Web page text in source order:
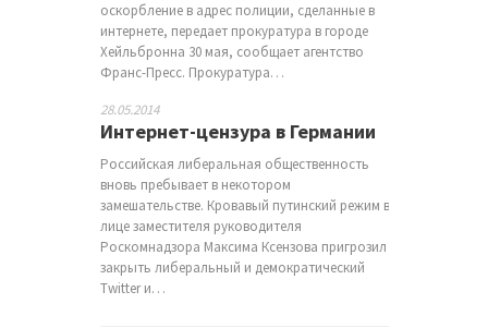
оскорбление в адрес полиции, сделанные в
интернете, передает прокуратура в городе
Хейльбронна 30 мая, сообщает агентство
Франс-Пресс. Прокуратура…
28.05.2014
Интернет-цензура в Германии
Российская либеральная общественность
вновь пребывает в некотором
замешательстве. Кровавый путинский режим в
лице заместителя руководителя
Роскомнадзора Максима Ксензова пригрозил
закрыть либеральный и демократический
Twitter и…